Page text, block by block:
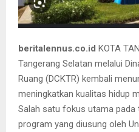
beritalennus.co.id KOTA
Tangerang Selatan melalui
Ruang (DCKTR) kembali
meningkatkan kualitas hidup
Salah satu fokus utama pada
program yang diusung oleh